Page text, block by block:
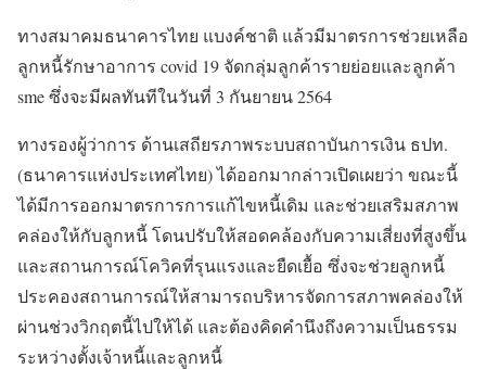
ทางสมาคมธนาคารไทย แบงค์ชาติ แล้วมีมาตรการช่วยเหลือ
ลูกหนี้รักษาอาการ covid 19 จัดกลุ่มลูกค้ารายย่อยและลูกค้า
sme ซึ่งจะมีผลทันทีในวันที่ 3 กันยายน 2564
ทางรองผู้ว่าการ ด้านเสถียรภาพระบบสถาบันการเงิน ธปท.
(ธนาคารแห่งประเทศไทย) ได้ออกมากล่าวเปิดเผยว่า ขณะนี้
ได้มีการออกมาตรการการแก้ไขหนี้เดิม และช่วยเสริมสภาพ
คล่องให้กับลูกหนี้ โดนปรับให้สอดคล้องกับความเสี่ยงที่สูงขึ้น
และสถานการณ์โควิคที่รุนแรงและยืดเยื้อ ซึ่งจะช่วยลูกหนี้
ประคองสถานการณ์ให้สามารถบริหารจัดการสภาพคล่องให้
ผ่านช่วงวิกฤตนี้ไปให้ได้ และต้องคิดคำนึงถึงความเป็นธรรม
ระหว่างตั้งเจ้าหนี้และลูกหนี้